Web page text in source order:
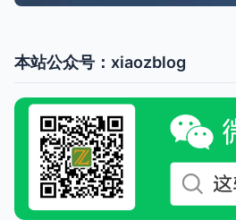
本站公众号：xiaozblog